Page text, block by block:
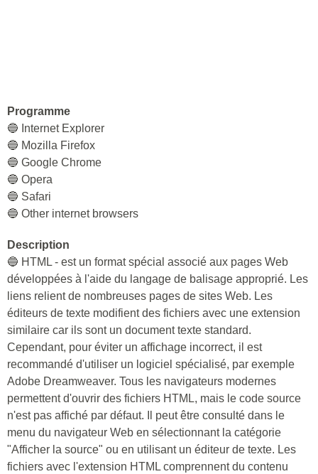
Programme
🔵 Internet Explorer
🔵 Mozilla Firefox
🔵 Google Chrome
🔵 Opera
🔵 Safari
🔵 Other internet browsers
Description
🔵 HTML - est un format spécial associé aux pages Web
développées à l'aide du langage de balisage approprié. Les
liens relient de nombreuses pages de sites Web. Les
éditeurs de texte modifient des fichiers avec une extension
similaire car ils sont un document texte standard.
Cependant, pour éviter un affichage incorrect, il est
recommandé d'utiliser un logiciel spécialisé, par exemple
Adobe Dreamweaver. Tous les navigateurs modernes
permettent d'ouvrir des fichiers HTML, mais le code source
n'est pas affiché par défaut. Il peut être consulté dans le
menu du navigateur Web en sélectionnant la catégorie
"Afficher la source" ou en utilisant un éditeur de texte. Les
fichiers avec l'extension HTML comprennent du contenu